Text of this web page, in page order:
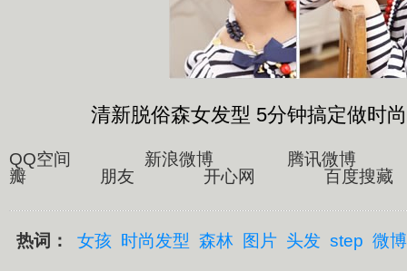
清新脱俗森女发型 5分钟搞定做时
QQ空间 新浪微博 腾讯微
瓣 朋友 开心网 百度搜
热词： 女孩 时尚发型 森林 图片 头发 step 微博